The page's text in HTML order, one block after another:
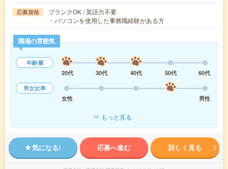
応募資格
ブランクOK / 英語力不要
・パソコンを使用した事務職経験がある方
職場の雰囲気
年齢層
20代
30代 40代 50代
60代
男女比率
女性
男性
もっと見る
気になる! 応募へ進む 詳しく見る